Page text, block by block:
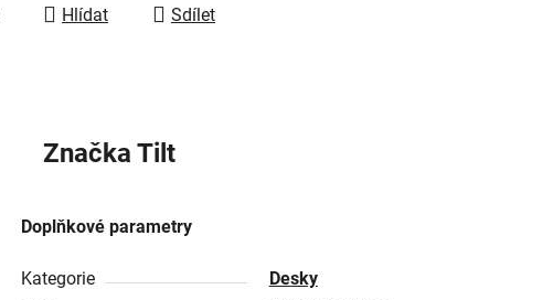
Hlídat Sdílet
Značka Tilt
Doplňkové parametry
Kategorie
Desky